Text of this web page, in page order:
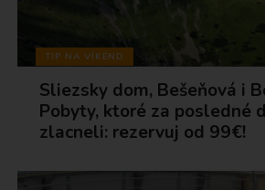
TIP NA VÍKEND
Sliezsky dom, Bešeňová i
Pobyty, ktoré za posledné
zlacneli: rezervuj od 99€!